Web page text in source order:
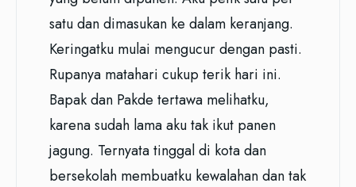
satu dan dimasukan ke dalam keranjang.
Keringatku mulai mengucur dengan pasti.
Rupanya matahari cukup terik hari ini.
Bapak dan Pakde tertawa melihatku,
karena sudah lama aku tak ikut panen
jagung. Ternyata tinggal di kota dan
bersekolah membuatku kewalahan dan tak